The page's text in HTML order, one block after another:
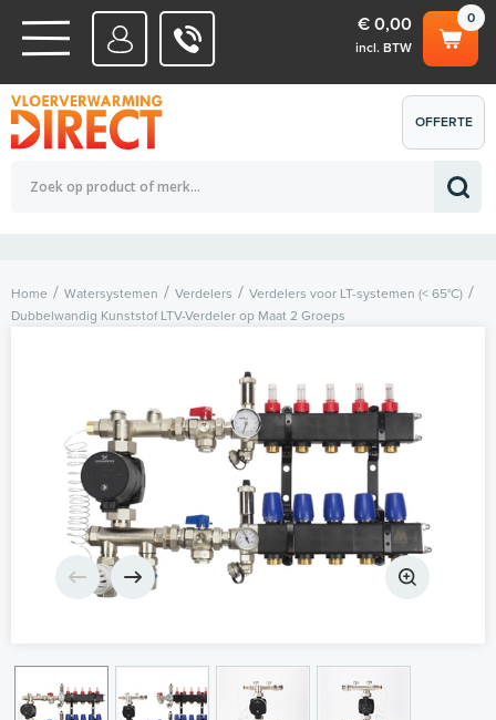
WATERSYSTEMEN
ELEKTRISCHE SYSTEMEN
0
€ 0,00
incl. BTW
Totaalbedrag (incl. BTW) € 0,00
OFFERTE
AANVRAGEN
Home Watersystemen Verdelers
Verdelers voor LT-systemen (< 65°C)
Dubbelwandig Kunststof LTV-Verdeler op Maat 2 Groeps